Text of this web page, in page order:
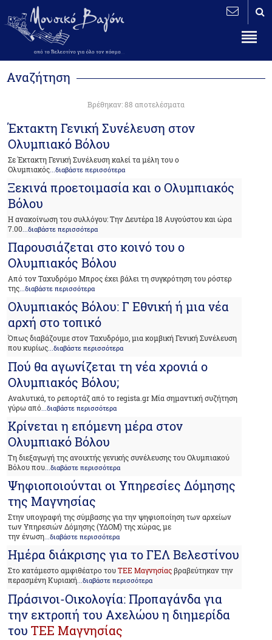
Αναζήτηση
Βρέθηκαν: 88 αποτελέσματα
Έκτακτη Γενική Συνέλευση στον
Ολυμπιακό Βόλου
Σε Έκτακτη Γενική Συνέλευση καλεί τα μέλη του ο
Ολυμπιακός ...διαβάστε περισσότερα
Ξεκινά προετοιμασία και ο Ολυμπιακός
Βόλου
Η ανακοίνωση του συλλόγου: Την Δευτέρα 18 Αυγούστου και ώρα
7.00...διαβάστε περισσότερα
Παρουσιάζεται στο κοινό του ο
Ολυμπιακός Βόλου
Από τον Ταχυδρόμο Μπρος έχει βάλει τη συγκρότηση του ρόστερ
της...διαβάστε περισσότερα
Ολυμπιακός Βόλου: Γ Εθνική ή μια νέα
αρχή στο τοπικό
Όπως διαβάζουμε στον Ταχυδρόμο, μια κομβική Γενική Συνέλευση
που κυρίως...διαβάστε περισσότερα
Πού θα αγωνίζεται τη νέα χρονιά ο
Ολυμπιακός Βόλου;
Αναλυτικά, το ρεπορτάζ από το regista.gr Μία σημαντική συζήτηση
γύρω από ...διαβάστε περισσότερα
Κρίνεται η επόμενη μέρα στον
Ολυμπιακό Βόλου
Τη διεξαγωγή της ανοιχτής γενικής συνέλευσης του Ολυμπιακού
Βόλου που...διαβάστε περισσότερα
Ψηφιοποιούνται οι Υπηρεσίες Δόμησης
της Μαγνησίας
Στην υπογραφή της σύμβασης για την ψηφιοποίηση των αρχείων
των Υπηρεσιών Δόμησης (ΥΔΟΜ) της χώρας, με
την ένωση...διαβάστε περισσότερα
Ημέρα διάκρισης για το ΓΕΛ Βελεστίνου
Στο κατάμεστο αμφιθέατρο τουΤΕΕ Μαγνησίαςβραβεύτηκαν την
περασμένη Κυριακή...διαβάστε περισσότερα
Πράσινοι-Οικολογία: Προπαγάνδα για
την εκτροπή του Αχελώου η διημερίδα
τουΤΕΕ Μαγνησίας